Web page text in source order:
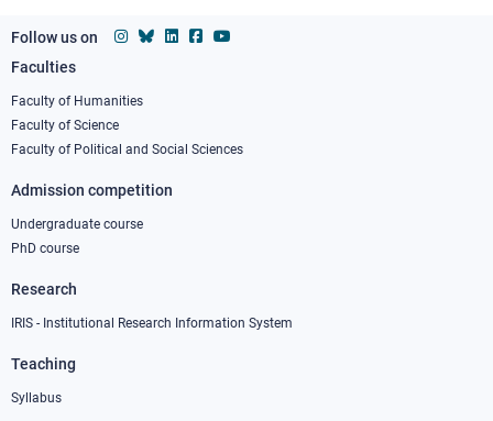
Follow us on
Footer
column
1
Faculties
Faculty of Humanities
Faculty of Science
Faculty of Political and Social Sciences
Admission competition
Undergraduate course
PhD course
Research
IRIS - Institutional Research Information System
Teaching
Syllabus